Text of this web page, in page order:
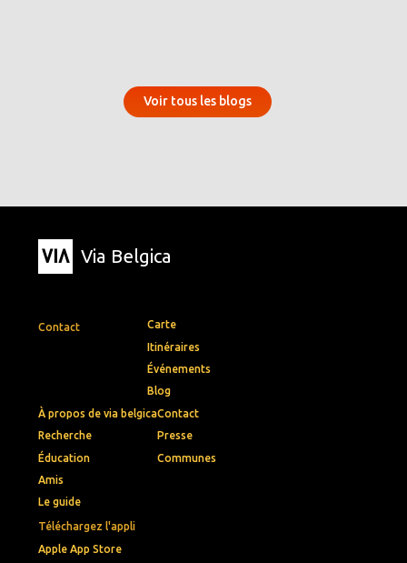
Voir tous les blogs
Via Belgica
Contact
Téléchargez l'appli
Apple App Store
Carte
Itinéraires
Événements
Blog
À propos de via belgica
Recherche
Éducation
Amis
Le guide
Contact
Presse
Communes